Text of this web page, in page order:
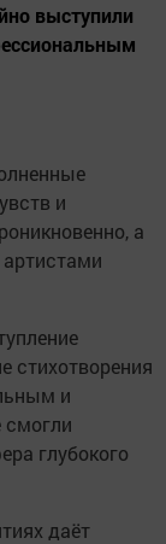
выступили
и
а
стихотворения
и
смогли
глубокого
даёт